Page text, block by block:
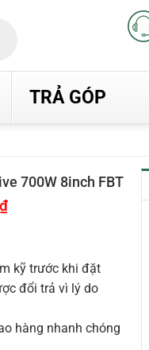
TRẢ GÓP
700W 8inch FBT
₫Giá
kỹ trước khi đặt
đổi trả vì lý do
hàng nhanh chóng